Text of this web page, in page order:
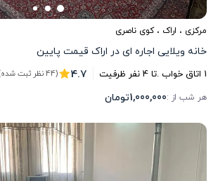
مرکزی ، اراک ، کوی ناصری
خانه ویلایی اجاره ای در اراک قیمت پایین
1 اتاق خواب .تا4نفر ظرفیت 4.7 (44 نظر ثبت شده)
هر شب از :1,000,000تومان